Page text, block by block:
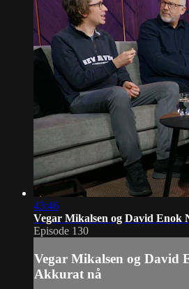
43:46
Vegar Mikalsen og David Enok
Episode 130
Vegar Mikalsen og David
Akkurat nå